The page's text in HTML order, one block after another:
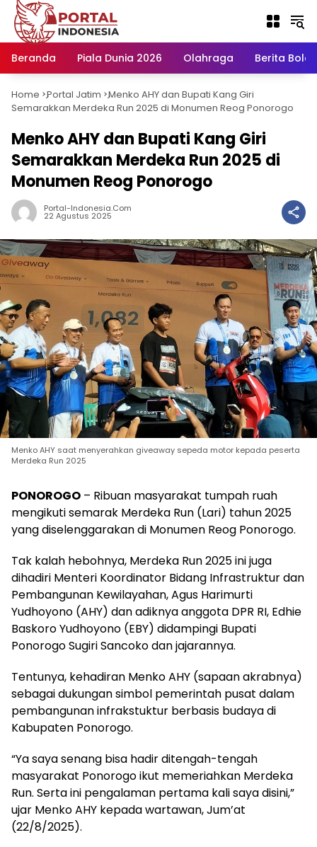
Langsung
konten
Beranda
Piala Dunia 2026 Olahraga Berita Bola
Home -
Portal Jatim -Menko AHY dan Bupati Kang Giri
Semarakkan Merdeka Run 2025 di Monumen Reog Ponorogo
Menko AHY dan Bupati Kang Giri
Semarakkan Merdeka Run 2025 di
Monumen Reog Ponorogo
Portal-Indonesia.com
22 Agustus 2025
Menko AHY saat menyerahkan giveaway sepeda motor kepada peserta
Merdeka Run 2025
PONOROGO – Ribuan masyarakat tumpah ruah
mengikuti semarak Merdeka Run (Lari) tahun 2025
yang diselenggarakan di Monumen Reog Ponorogo.
Tak kalah hebohnya, Merdeka Run 2025 ini juga
dihadiri Menteri Koordinator Bidang Infrastruktur dan
Pembangunan Kewilayahan, Agus Harimurti
Yudhoyono (AHY) dan adiknya anggota DPR RI, Edhie
Baskoro Yudhoyono (EBY) didampingi Bupati
Ponorogo Sugiri Sancoko dan jajarannya.
Tentunya, kehadiran Menko AHY (sapaan akrabnya)
sebagai dukungan simbol pemerintah pusat dalam
pembangunan infrakstuktur berbasis budaya di
Kabupaten Ponorogo.
“Ya saya senang bisa hadir ditengah-tengah
masyarakat Ponorogo ikut memeriahkan Merdeka
Run. Serta ini pengalaman pertama kali saya disini,”
ujar Menko AHY kepada wartawan, Jum’at
(22/8/2025).